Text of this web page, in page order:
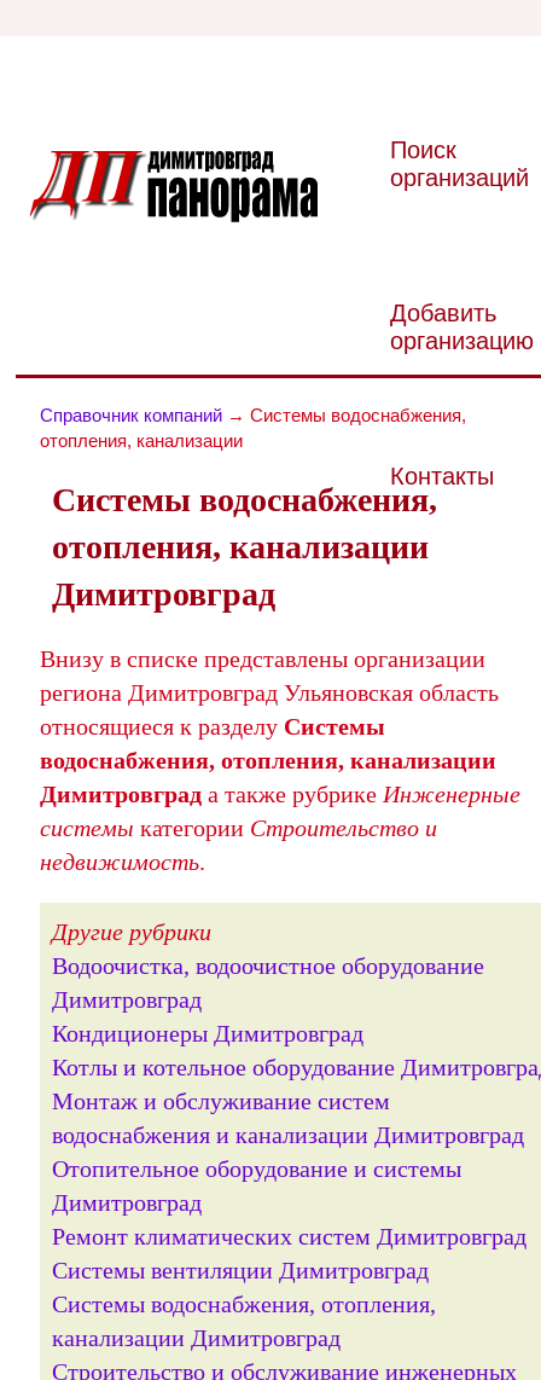
Поиск
организаций
Добавить
организацию
Контакты
Справочник компаний → Системы водоснабжения,
отопления, канализации
Системы водоснабжения,
отопления, канализации
Димитровград
Внизу в списке представлены организации
региона Димитровград Ульяновская область
относящиеся к разделу Системы
водоснабжения, отопления, канализации
Димитровград а также рубрике Инженерные
системы категории Строительство и
недвижимость.
Другие рубрики
Водоочистка, водоочистное оборудование
Димитровград
Кондиционеры Димитровград
Котлы и котельное оборудование
Монтаж и обслуживание систем
водоснабжения и канализации Димитровград
Отопительное оборудование и системы
Димитровград
Ремонт климатических систем Димитровград
Системы вентиляции Димитровград
Системы водоснабжения, отопления,
канализации Димитровград
Строительство и обслуживание инженерных